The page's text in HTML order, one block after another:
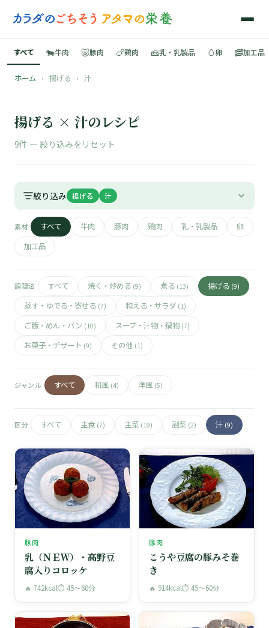
📚
🐄
🐷
🍗
🥚
🥓
すべて 🐄牛肉 🐷豚肉 🍗鶏肉 🧀乳・乳製品 🥚卵 🥓加工品
ホーム › 揚げる › 汁
揚げる × 汁のレシピ
9件 — 絞り込みをリセット
絞り込み 揚げる 汁
素材 すべて 牛肉 豚肉 鶏肉 乳・乳製品
卵
加工品
調理法 すべて 焼く・炒める (9) 煮る (13) 揚げる (9)
蒸す・ゆでる・寄せる (7) 和える・サラダ (1)
ご飯・めん・パン (10) スープ・汁物・鍋物 (7)
お菓子・デザート (9) その他 (1)
ジャンル すべて 和風 (4) 洋風 (5)
区分 すべて 主食 (7) 主菜 (19) 副菜 (2) 汁 (9)
豚肉
乳（ＮＥＷ）・高野豆
腐入りコロッケ
🔥 742kcal⏱ 45〜60分
豚肉
こうや豆腐の豚みそ巻
き
🔥 914kcal⏱ 45〜60分